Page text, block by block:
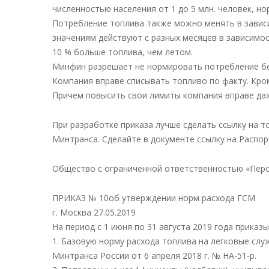
численностью населения от 1 до 5 млн. человек,
Потребление топлива также можно менять в
значениям действуют с разных месяцев в
10 % больше топлива, чем летом.
Минфин разрешает не нормировать потребление
Компания вправе списывать топливо по факту.
Причем повысить свои лимиты компания вправе
При разработке приказа лучше сделать ссылку на
Минтранса. Сделайте в документе ссылку на
Общество с ограниченной ответственностью
ПРИКАЗ № 10об утверждении норм расхода ГСМ
г. Москва 27.05.2019
На период с 1 июня по 31 августа 2019 года
1. Базовую норму расхода топлива на легковые
Минтранса России от 6 апреля 2018 г. № НА-51-р.